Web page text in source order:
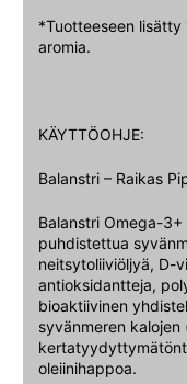
*Tuotteeseen lisätty
aromia.
KÄYTTÖOHJE:
Balanstri – Raikas
Balanstri Omega-
puhdistettua
neitsytoliiviöljyä, D-
antioksidantteja,
bioaktiivinen
syvänmeren
oleiinihappoa.